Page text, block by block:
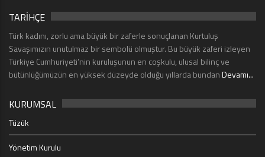
TARİHÇE
Türk kadını, zorlu ama büyük bir zaferle sonuçlanan Kurtuluş
Savaşımızın unutulmaz bir sembolü olmuştur. Bu büyük zaferi izleyen
Türkiye Cumhuriyeti’nin kuruluşunun en coşkulu, ulusal bilinç ve
bütünlüğümüzün en yüksek düzeyde olduğu yıllarda bundanDevamı...
KURUMSAL
Tüzük
Yönetim Kurulu